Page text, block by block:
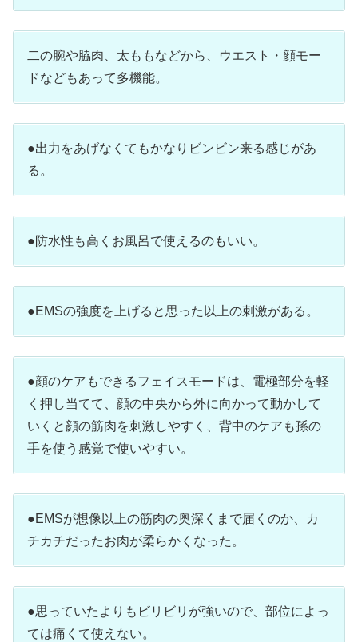
二の腕や脇肉、太ももなどから、ウエスト・顔モー
ドなどもあって多機能。
●出力をあげなくてもかなりビンビン来る感じがあ
る。
●防水性も高くお風呂で使えるのもいい。
●EMSの強度を上げると思った以上の刺激がある。
●顔のケアもできるフェイスモードは、電極部分を軽
く押し当てて、顔の中央から外に向かって動かして
いくと顔の筋肉を刺激しやすく、背中のケアも孫の
手を使う感覚で使いやすい。
●EMSが想像以上の筋肉の奥深くまで届くのか、カ
チカチだったお肉が柔らかくなった。
●思っていたよりもビリビリが強いので、部位によっ
ては痛くて使えない。